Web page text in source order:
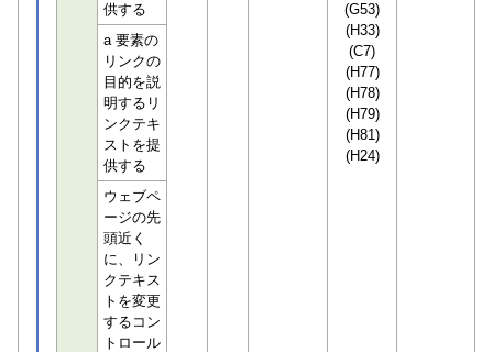
供する
(G53)
(H33)
(C7)
(H77)
(H78)
(H79)
(H81)
(H24)
a 要素の
リンクの
目的を説
明するリ
ンクテキ
ストを提
供する
ウェブペ
ージの先
頭近く
に、リン
クテキス
トを変更
するコン
トロール